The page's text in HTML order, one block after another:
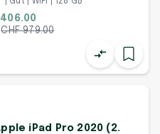
406.00
CHF979.00
iPad Pro 2020 (2.